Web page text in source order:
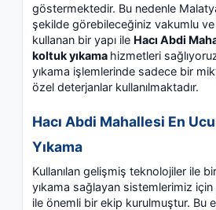
göstermektedir. Bu nedenle
şekilde görebileceğiniz vakumlu ve
kullanan bir yapı ile Hacı Abdi
koltuk yıkama hizmetleri
yıkama işlemlerinde sadece bir
özel deterjanlar kullanılmaktadır.
Hacı Abdi Mahallesi En
Yıkama
Kullanılan gelişmiş teknolojiler ile
yıkama sağlayan sistemlerimiz
ile önemli bir ekip kurulmuştur. Bu